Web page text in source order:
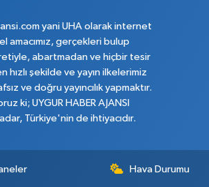
yani UHA olarak internet
amacımız, gerçekleri bulup
abartmadan ve hiçbir tesir
hızlı şekilde ve yayın ilkelerimiz
ve doğru yayıncılık yapmaktır.
ki; UYGUR HABER AJANSI
Türkiye'nin de ihtiyacıdır.
Hava Durumu